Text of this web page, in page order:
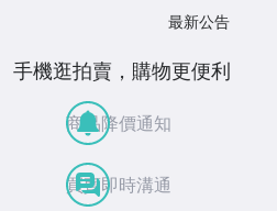
最新公告
手機逛拍賣，購物更便利
商品降價通知
買賣即時溝通